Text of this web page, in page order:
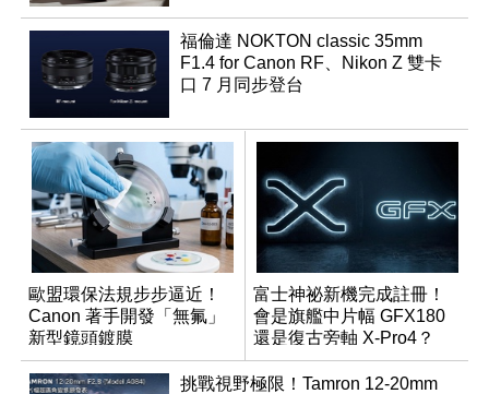
福倫達 NOKTON classic 35mm
F1.4 for Canon RF、Nikon Z 雙卡
口 7 月同步登台
歐盟環保法規步步逼近！
Canon 著手開發「無氟」
新型鏡頭鍍膜
富士神祕新機完成註冊！
會是旗艦中片幅 GFX180
還是復古旁軸 X-Pro4？
挑戰視野極限！Tamron 12-20mm